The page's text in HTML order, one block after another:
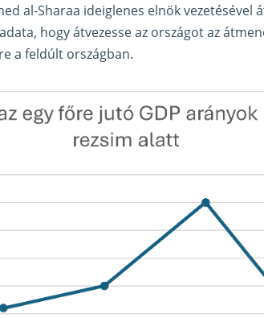
al-Sharaa ideiglenes elnök vezetésével
hogy átvezesse az országot az
a feldúlt országban.